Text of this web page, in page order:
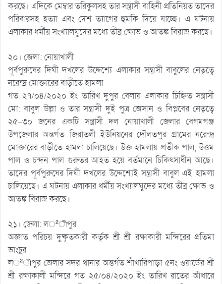
করছে। এদিকে মেম্বার তরিকুলসহ তার সন্ত্রাসী বাহিনী প্রতিনিয়ত তাদের
পরিবারসহ হত্যা এবং দেশ ত্যাগের হুমকি দিয়ে যাচ্ছে। এ ঘটনায়
এলাকার ধর্মীয় সংখ্যালঘুদের মধ্যে তীব্র ক্ষোভ ও আতঙ্ক বিরাজ করছে।
২০। জেলা: নোয়াখালী
পূর্বপুরুষের দিঘী দখলের উদ্দেশ্যে এলাকার সন্ত্রাসী বাবুলের নেতৃত্বে
নরেন্দ্র মোক্তারের বাড়ীতে হামলা
গত ২৭/০৪/২০২০ ইং তারিখ দুপুর বেলায় এলাকার চিহ্নিত সন্ত্রাসী
মো: বাবুল উল্লা ও তার সন্ত্রাসী দুই পুত্র জেসান ও বিপ্লবের নেতৃত্বে
২৫-৩০ জনের একটি সন্ত্রাসী দল নোয়াখালী জেলার বেগমগঞ্জ
উপজেলার অন্তর্গত জিরাতলী ইউনিয়নের দৌলতপুর গ্রামের নরেন্দ্র
মোক্তারের বাড়ীতে হামলা চালিয়েছে। উক্ত হামলায় প্রতীক পাল, উত্তম
পাল ও চন্দন পাল গুরুতর আহত হয়ে বর্তমানে চিকিৎসাধীন আছে।
তাদের পূর্বপুরুষের দিঘী দখলের উদ্দেশ্যেই সন্ত্রাসী বাবুল এই হামলা
চালিয়েছে। এ ঘটনায় এলাকার ধর্মীয় সংখ্যালঘুদের মধ্যে তীব্র ক্ষোভ ও
আতঙ্ক বিরাজ করছে।
২১। জেলা: ল²ীপুর
অজ্ঞাত পরিচয় দুষ্কৃতকারী কর্তৃক শ্রী শ্রী রক্ষাকারী মন্দিরের প্রতিমা
ভাংচুর
ল²ীপুর জেলার সদর থানার অন্তর্গত শাঁখারিপাড়া ৫নং ওয়ার্ডের শ্রী
শ্রী রক্ষাকালী মন্দিরে গত ২৫/০৪/২০২০ ইং তারিখ রাতের আঁধারে